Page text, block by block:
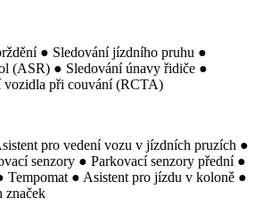
● Sledování jízdního pruhu ●
(ASR) ● Sledování únavy řidiče ●
při couvání (RCTA)
pro vedení vozu v jízdních pruzích ●
senzory ● Parkovací senzory přední ●
Tempomat ● Asistent pro jízdu v koloně ●
značek